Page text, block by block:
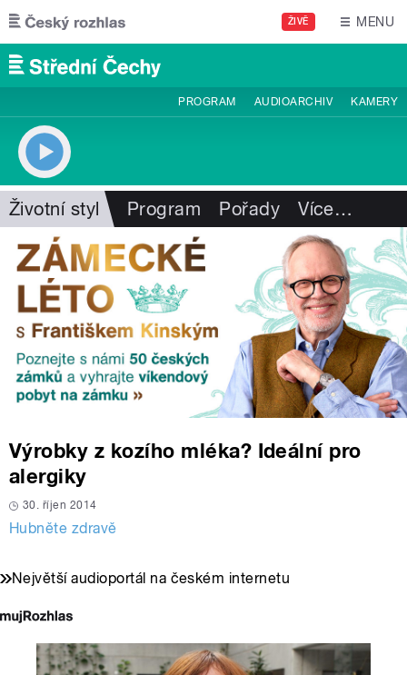
Přejít k hlavnímu obsahu
ŽIVĚ MENU
PROGRAM AUDIOARCHIV KAMERY
Životní styl Program Pořady Více…
Výrobky z kozího mléka? Ideální pro
alergiky
30. říjen 2014
Hubněte zdravě
Největší audioportál na českém internetu